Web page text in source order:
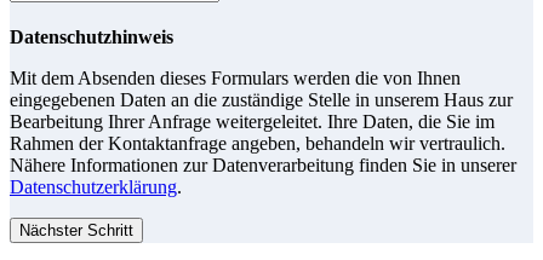
Datenschutzhinweis
Mit dem Absenden dieses Formulars werden die von Ihnen
eingegebenen Daten an die zuständige Stelle in unserem Haus zur
Bearbeitung Ihrer Anfrage weitergeleitet. Ihre Daten, die Sie im
Rahmen der Kontaktanfrage angeben, behandeln wir vertraulich.
Nähere Informationen zur Datenverarbeitung finden Sie in unserer
Datenschutzerklärung.
Nächster Schritt